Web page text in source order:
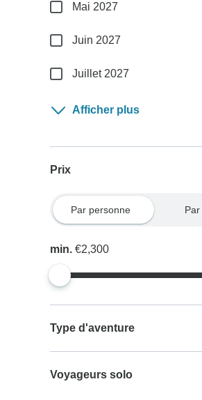
Mai 2027
Juin 2027
Juillet 2027
Afficher plus
Prix
Par personne
min.€2,300
Type d'aventure
Voyageurs solo